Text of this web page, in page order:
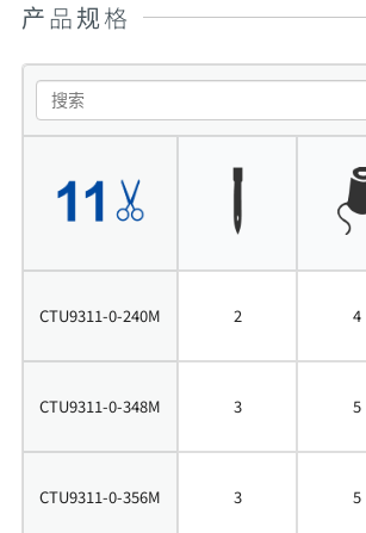
产品规格
CTU9311-0-240M 2 4
CTU9311-0-348M 3 5
CTU9311-0-356M 3 5